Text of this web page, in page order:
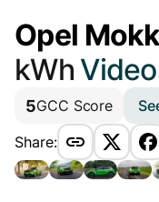
Opel
kWh
5GCC Score
Share: